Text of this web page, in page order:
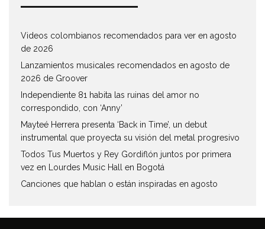
Videos colombianos recomendados para ver en agosto
de 2026
Lanzamientos musicales recomendados en agosto de
2026 de Groover
Independiente 81 habita las ruinas del amor no
correspondido, con ‘Anny’
Mayteé Herrera presenta ‘Back in Time’, un debut
instrumental que proyecta su visión del metal progresivo
Todos Tus Muertos y Rey Gordiflón juntos por primera
vez en Lourdes Music Hall en Bogotá
Canciones que hablan o están inspiradas en agosto